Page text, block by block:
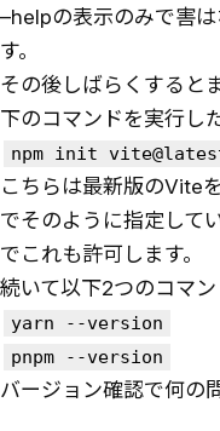
–helpの表示のみで害
す。
その後しばらくすると
下のコマンドを実行し
npm init
こちらは最新版のVite
でそのように指定して
でこれも許可します。
続いて以下2つのコマン
yarn --version
pnpm --version
バージョン確認で何の